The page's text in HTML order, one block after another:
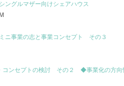
グルマザー向けシェアハウス
ニ事業の志と事業コンセプト その３
コンセプトの検討 その２ ◆事業化の方